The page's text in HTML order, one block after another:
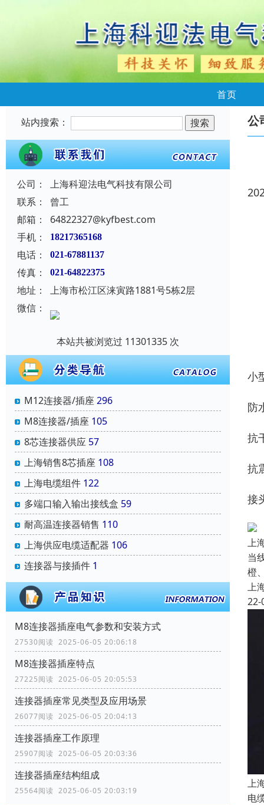
首页
站内搜索：
公司：
上海科迎法电气科技有限公司
联系：
曾工
邮箱：
64822327@kyfbest.com
手机：
18217365168
电话： 021-67881137
传真： 021-64822375
地址：
上海市松江区涞寅路1881号5栋2层
微信：
本站共被浏览过 11301335 次
M12连接器/插座 296
M8连接器/插座 105
8芯连接器供应 57
上海销售8芯插座 108
上海电缆组件 122
多端口输入输出接线盒 59
耐高温连接器销售 110
上海供应电缆适配器 106
连接器与接插件 1
M8连接器插座电气参数和安装方式
27530阅读 2025-06-05 20:06:18
M8连接器插座特点
27225阅读 2025-06-05 20:05:53
连接器插座常见类型及应用场景
26077阅读 2025-06-05 20:04:13
连接器插座工作原理
25907阅读 2025-06-05 20:03:36
连接器插座结构组成
25564阅读 2025-06-05 20:03:19
公
小
防
抗
抗
接
上
当
橙
上
22-
上
电